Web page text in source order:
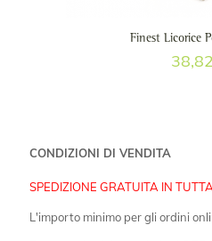
Finest Licorice
38,82
CONDIZIONI DI VENDITA
SPEDIZIONE GRATUITA IN
L'importo minimo per gli ordini